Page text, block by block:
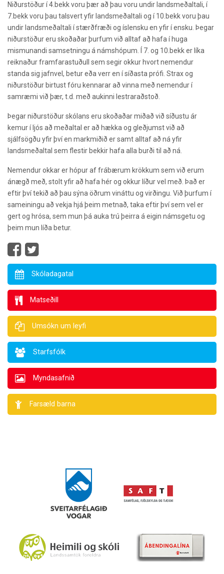
Niðurstöður í 4.bekk voru þær að þau voru undir landsmeðaltali, í
7.bekk voru þau talsvert yfir landsmeðaltali og í 10.bekk voru þau
undir landsmeðaltali í stærðfræði og íslensku en yfir í ensku. Þegar
niðurstöður eru skoðaðar þurfum við alltaf að hafa í huga
mismunandi samsetningu á námshópum. Í 7. og 10.bekk er líka
reiknaður framfarastuðull sem segir okkur hvort nemendur
standa sig jafnvel, betur eða verr en í síðasta prófi. Strax og
niðurstöður birtust fóru kennarar að vinna með nemendur í
samræmi við þær, t.d. með aukinni lestraraðstoð.
Þegar niðurstöður skólans eru skoðaðar miðað við síðustu ár
kemur í ljós að meðaltal er að hækka og gleðjumst við að
sjálfsögðu yfir því en markmiðið er samt alltaf að ná yfir
landsmeðaltal sem flestir bekkir hafa alla burði til að ná.
Nemendur okkar er hópur af frábærum krökkum sem við erum
ánægð með, stolt yfir að hafa hér og okkur líður vel með. Það er
eftir því tekið að þau sýna öðrum vináttu og virðingu. Við þurfum í
sameiningu að vekja hjá þeim metnað, taka eftir því sem vel er
gert og hrósa, sem mun þá auka trú þeirra á eigin námsgetu og
þeim mun líða betur.
Skóladagatal
Matseðill
Umsókn um leyfi
Starfsfólk
Myndasafnið
Farsæld barna